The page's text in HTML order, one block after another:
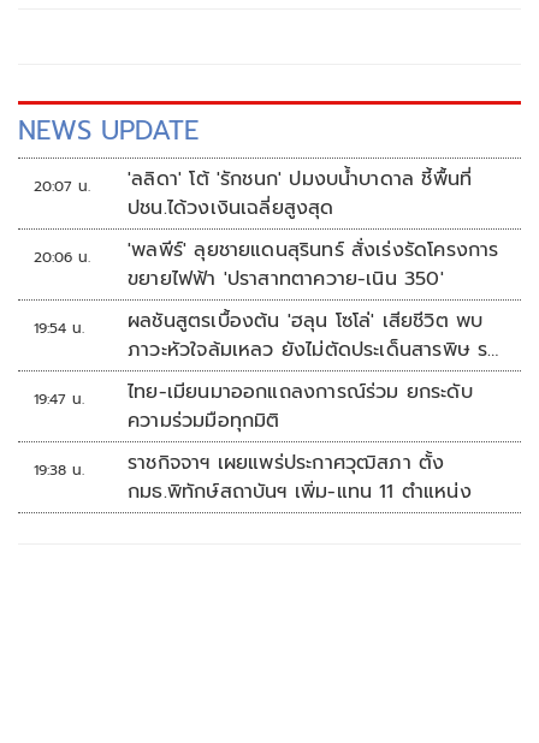
NEWS UPDATE
20:07 น.
'ลลิดา' โต้ 'รักชนก' ปมงบน้ำบาดาล ชี้พื้นที่
ปชน.ได้วงเงินเฉลี่ยสูงสุด
20:06 น.
'พลพีร์' ลุยชายแดนสุรินทร์ สั่งเร่งรัดโครงการ
ขยายไฟฟ้า 'ปราสาทตาควาย-เนิน 350'
19:54 น.
ผลชันสูตรเบื้องต้น 'ฮลุน โซโล่' เสียชีวิต พบ
ภาวะหัวใจล้มเหลว ยังไม่ตัดประเด็นสารพิษ รอ
จอร์เจียส่งผลตรวจครั้งแรก
19:47 น.
ไทย-เมียนมาออกแถลงการณ์ร่วม ยกระดับ
ความร่วมมือทุกมิติ
19:38 น.
ราชกิจจาฯ เผยแพร่ประกาศวุฒิสภา ตั้ง
กมธ.พิทักษ์สถาบันฯ เพิ่ม-แทน 11 ตำแหน่ง